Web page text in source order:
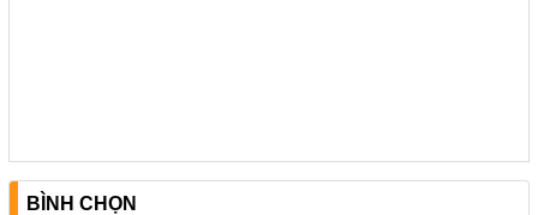
BÌNH CHỌN